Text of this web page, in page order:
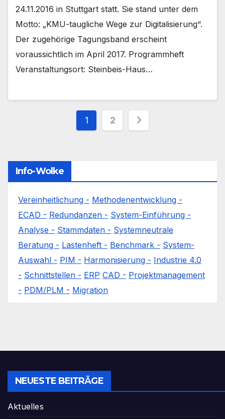
24.11.2016 in Stuttgart statt. Sie stand unter dem
Motto: „KMU-taugliche Wege zur Digitalisierung“.
Der zugehörige Tagungsband erscheint
voraussichtlich im April 2017. Programmheft
Veranstaltungsort: Steinbeis-Haus…
1 2
Info-Wolke
Vereinheitlichung - Methodenentwicklung -
ECAD - Redundanzen - System-Einführung -
Analyse - Stammdaten - Systemneutrale
Beratung - Lastenheft - Benchmark - System-
Auswahl - PIM - Harmonisierung - Industrie 4.0
- Schnittstellen - ERP CAD - Projektmanagement
- PDM/PLM - Migration
NEUESTE BEITRÄGE
Aktuelles